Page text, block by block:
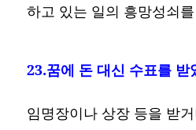
하고 있는 일의 흥망성쇠
23.꿈에 돈 대신 수표를 받
임명장이나 상장 등을 받